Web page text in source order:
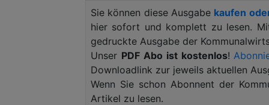
Mit Blick auf den 5. Jahrestag des
„In den letzten Jahren haben wir mit
Wupperverband schon viele
betont Wupperverbands-Vorstand Ingo
müssen wir an mehreren Stellen
schneller werden, die Zusammenarbeit
letztlich braucht es Förderung und
Sie können diese Ausgabe kaufen
hier sofort und komplett zu lesen.
gedruckte Ausgabe der
Unser PDF Abo ist kostenlos!
Downloadlink zur jeweils aktuellen
Wenn Sie schon Abonnent der
Artikel zu lesen.